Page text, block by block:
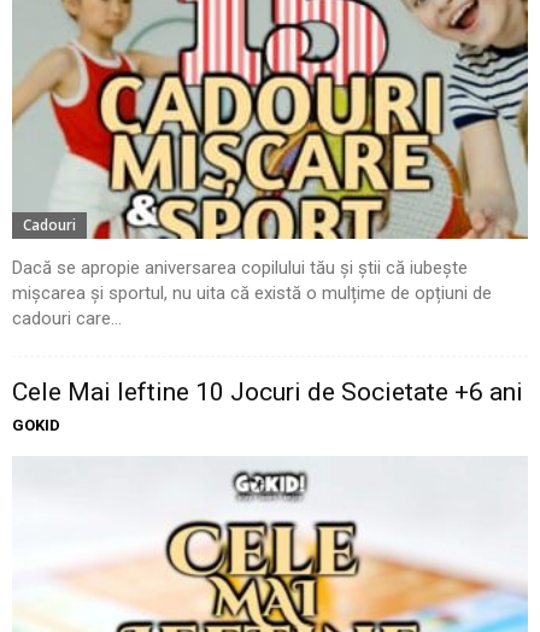
Cadouri
Dacă se apropie aniversarea copilului tău și știi că iubește
mișcarea și sportul, nu uita că există o mulțime de opțiuni de
cadouri care...
Cele Mai Ieftine 10 Jocuri de Societate +6 ani
GOKID